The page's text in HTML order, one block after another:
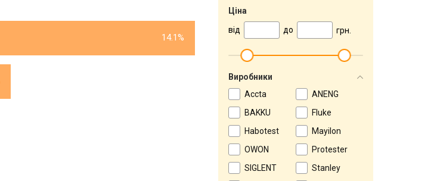
14.1%
Ціна
від
до грн.
Виробники
Accta
ANENG
BAKKU
Fluke
Habotest
Mayilon
OWON
Protester
SIGLENT
Stanley